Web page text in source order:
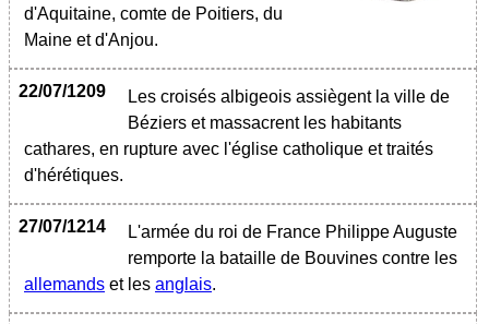
d'Aquitaine, comte de Poitiers, du
Maine et d'Anjou.
22/07/1209
Les croisés albigeois assiègent la ville de
Béziers et massacrent les habitants
cathares, en rupture avec l'église catholique et traités
d'hérétiques.
27/07/1214
L'armée du roi de France Philippe Auguste
remporte la bataille de Bouvines contre les
allemands et les anglais.